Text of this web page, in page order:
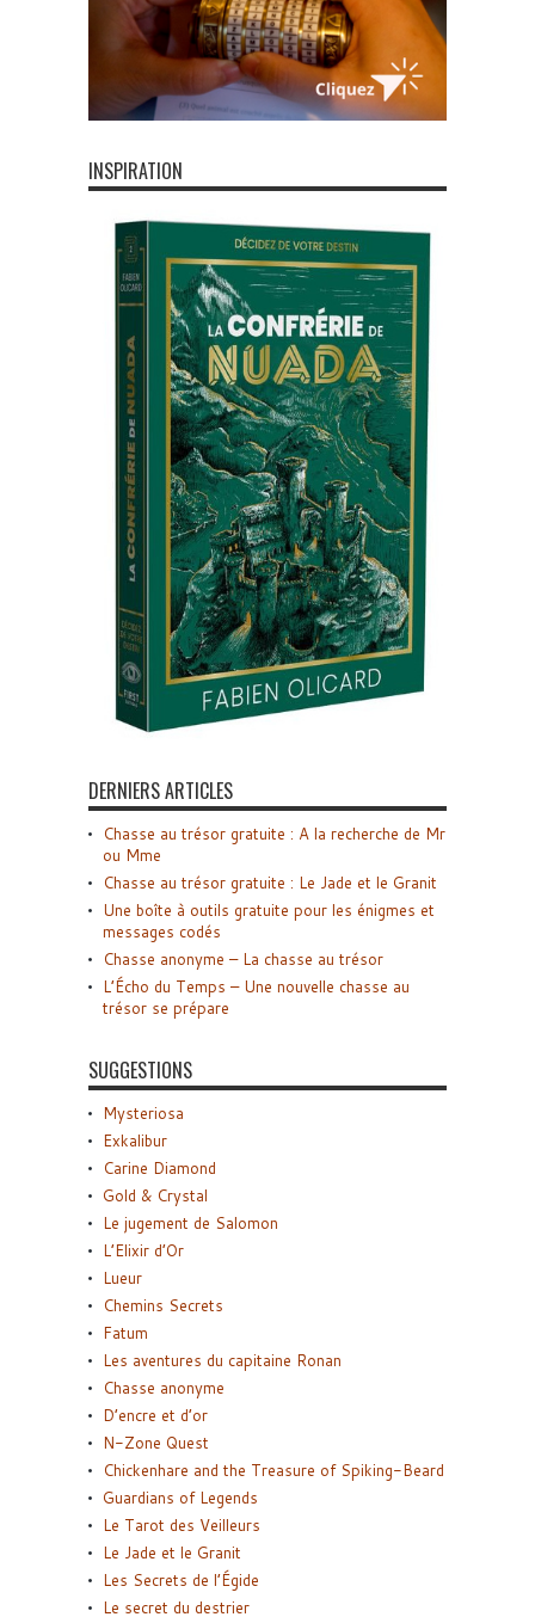
INSPIRATION
DERNIERS ARTICLES
Chasse au trésor gratuite : A la recherche de Mr
ou Mme
Chasse au trésor gratuite : Le Jade et le Granit
Une boîte à outils gratuite pour les énigmes et
messages codés
Chasse anonyme – La chasse au trésor
L’Écho du Temps – Une nouvelle chasse au
trésor se prépare
SUGGESTIONS
Mysteriosa
Exkalibur
Carine Diamond
Gold & Crystal
Le jugement de Salomon
L’Elixir d’Or
Lueur
Chemins Secrets
Fatum
Les aventures du capitaine Ronan
Chasse anonyme
D’encre et d’or
N-Zone Quest
Chickenhare and the Treasure of Spiking-Beard
Guardians of Legends
Le Tarot des Veilleurs
Le Jade et le Granit
Les Secrets de l’Égide
Le secret du destrier